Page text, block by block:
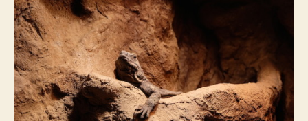
園
へ
円
山
動
物
園
へ